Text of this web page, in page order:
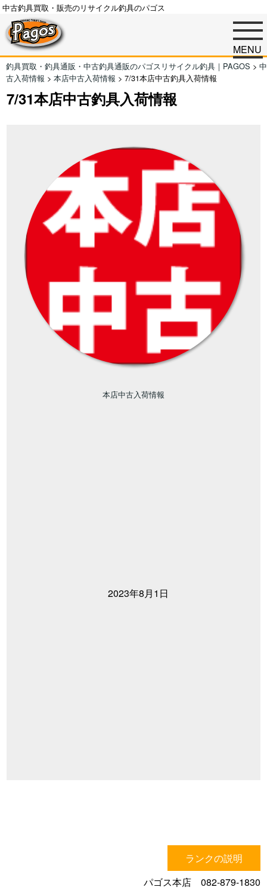
中古釣具買取・販売のリサイクル釣具のパゴス
MENU
釣具買取・釣具通販・中古釣具通販のパゴスリサイクル釣具｜PAGOS > 中
古入荷情報 > 本店中古入荷情報 > 7/31本店中古釣具入荷情報
7/31本店中古釣具入荷情報
本店中古入荷情報
2023年8月1日
ランクの説明
パゴス本店 082-879-1830